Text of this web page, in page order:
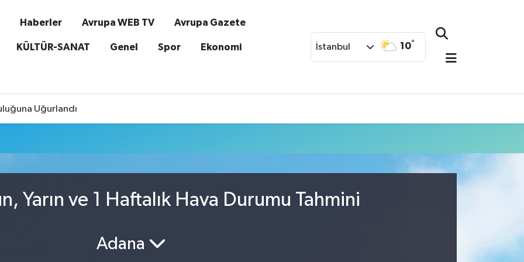
Haberler Avrupa WEB TV Avrupa Gazete
KÜLTÜR-SANAT Genel Spor Ekonomi İstanbul 10°
Uğurlandı
Yarın ve 1 Haftalık Hava Durumu Tahmini
Adana